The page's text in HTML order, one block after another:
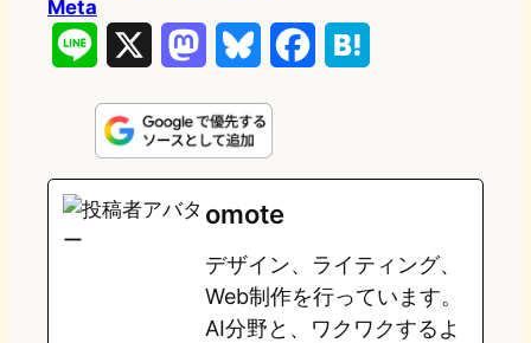
Meta
n
e
s
t
o
d
o
u
e
s
y
e
o
o
e
a
omote
デザイン、ライティング、
Web制作を行っています。
AI分野と、ワクワクするよ